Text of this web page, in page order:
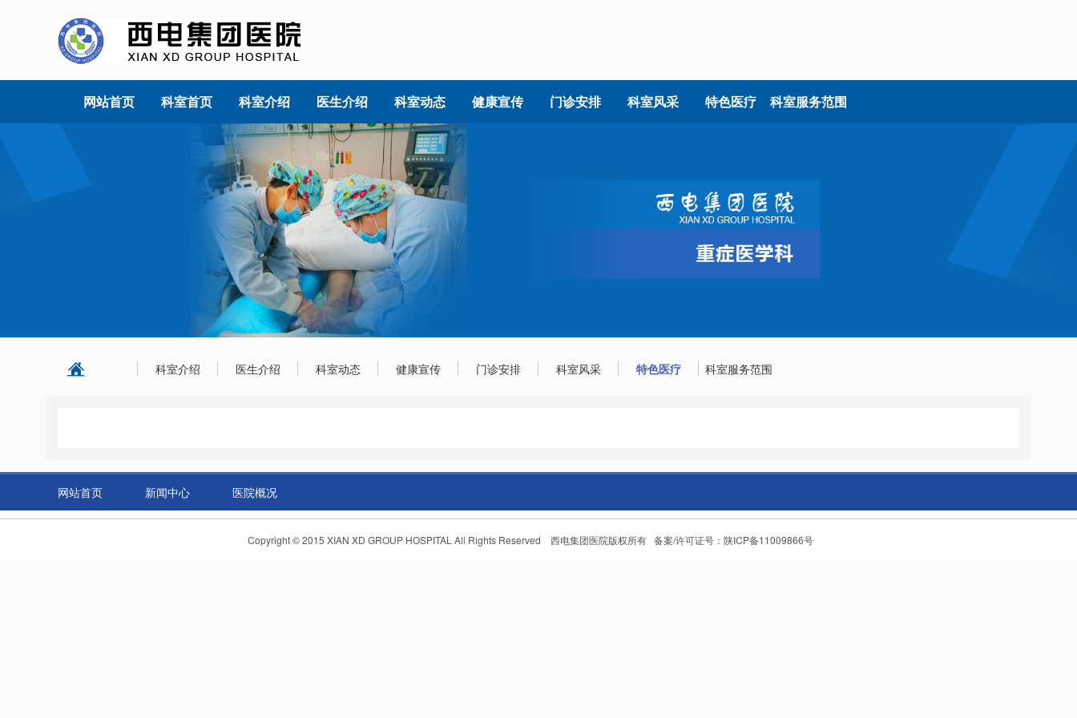
网站首页 科室首页 科室介绍 医生介绍 科室动态 健康宣传 门诊安排 科室风采 特色医疗 科室服务范围
科室介绍 医生介绍 科室动态 健康宣传 门诊安排 科室风采 特色医疗 科室服务范围
网站首页 新闻中心 医院概况
Copyright © 2015 XIAN XD GROUP HOSPITAL All Rights Reserved 西电集团医院版权所有 备案/许可证号：陕ICP备11009866号